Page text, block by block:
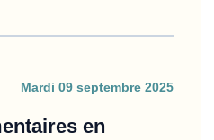
mardi 09 septembre 2025
en